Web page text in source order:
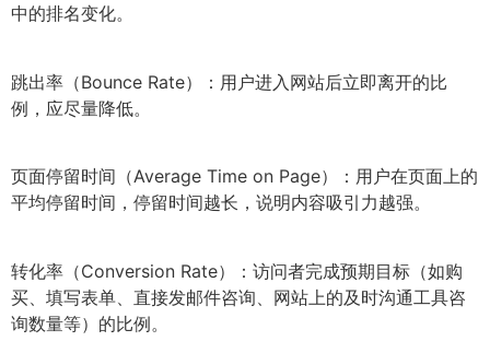
中的排名变化。
跳出率（Bounce Rate）：用户进入网站后立即离开的比
例，应尽量降低。
页面停留时间（Average Time on Page）：用户在页面上的
平均停留时间，停留时间越长，说明内容吸引力越强。
转化率（Conversion Rate）：访问者完成预期目标（如购
买、填写表单、直接发邮件咨询、网站上的及时沟通工具咨
询数量等）的比例。